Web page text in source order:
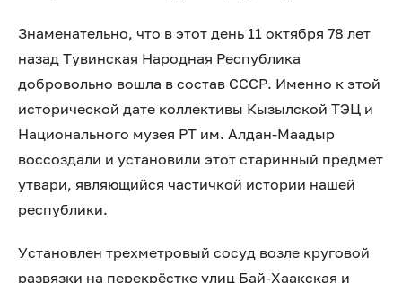
Знаменательно, что в этот день 11 октября 78 лет
назад Тувинская Народная Республика
добровольно вошла в состав СССР. Именно к этой
исторической дате коллективы Кызылской ТЭЦ и
Национального музея РТ им. Алдан-Маадыр
воссоздали и установили этот старинный предмет
утвари, являющийся частичкой истории нашей
республики.
Установлен трехметровый сосуд возле круговой
развязки на перекрёстке улиц Бай-Хаакская и